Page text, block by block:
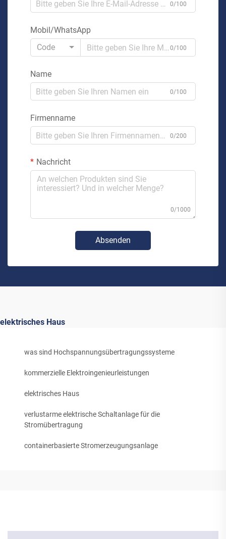
0/100
Mobil/WhatsApp
Code
0/100
Name
0/100
Firmenname
0/200
Nachricht
0/1000
Absenden
elektrisches Haus
was sind Hochspannungsübertragungssysteme
kommerzielle Elektroingenieurleistungen
elektrisches Haus
verlustarme elektrische Schaltanlage für die
Stromübertragung
containerbasierte Stromerzeugungsanlage